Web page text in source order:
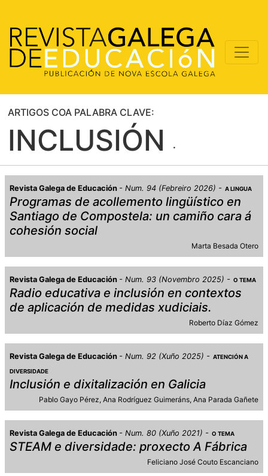
ARTIGOS COA PALABRA CLAVE:
INCLUSIÓN
Revista Galega de Educación Num. 94 (Febreiro 2026) A LINGUA
Programas de acollemento lingüístico en
Santiago de Compostela: un camiño cara á
cohesión social
Marta Besada Otero
Revista Galega de Educación Num. 93 (Novembro 2025) O TEMA
Radio educativa e inclusión en contextos
de aplicación de medidas xudiciais.
Roberto Díaz Gómez
Revista Galega de Educación Num. 92 (Xuño 2025) ATENCIÓN A
DIVERSIDADE
Inclusión e dixitalización en Galicia
Pablo Gayo Pérez Ana Rodríguez Guimeráns Ana Parada Gañete
Revista Galega de Educación Num. 80 (Xuño 2021) O TEMA
STEAM e diversidade: proxecto A Fábrica
Feliciano José Couto Escanciano